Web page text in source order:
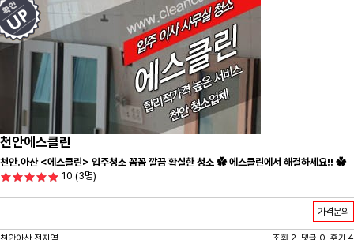
천안에스클린
천안.아산 <에스클린> 입주청소 꼼꼼 깔끔 확실한 청소 ✿ 에스클린에서 해결하세요!! ✿
10 (3명)
가격문의